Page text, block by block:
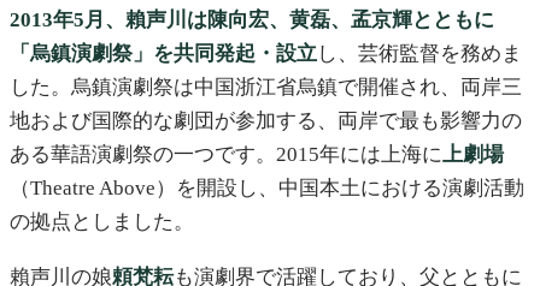
2013年5月、賴声川は陳向宏、黄磊、孟京輝とともに
「烏鎮演劇祭」を共同発起・設立し、芸術監督を務めま
した。烏鎮演劇祭は中国浙江省烏鎮で開催され、両岸三
地および国際的な劇団が参加する、両岸で最も影響力の
ある華語演劇祭の一つです。2015年には上海に上劇場
（Theatre Above）を開設し、中国本土における演劇活動
の拠点としました。
賴声川の娘頼梵耘も演劇界で活躍しており、父とともに